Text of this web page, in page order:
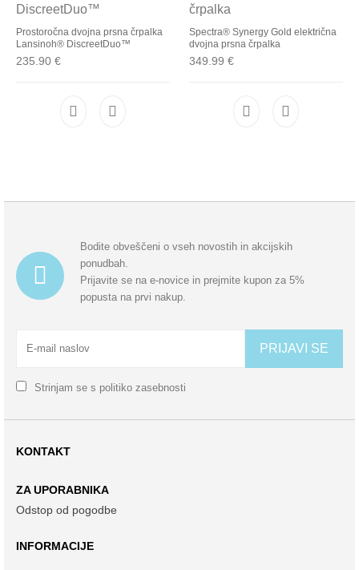
Prostoročna dvojna prsna črpalka
Lansinoh® DiscreetDuo™
235.90€
Spectra® Synergy Gold električna
dvojna prsna črpalka
349.99 €
Bodite obveščeni o vseh novostih in akcijskih
ponudbah.
Prijavite se na e-novice in prejmite kupon za 5%
popusta na prvi nakup.
PRIJAVI SE
Strinjam se s politiko zasebnosti
KONTAKT
ZA UPORABNIKA
Odstop od pogodbe
INFORMACIJE